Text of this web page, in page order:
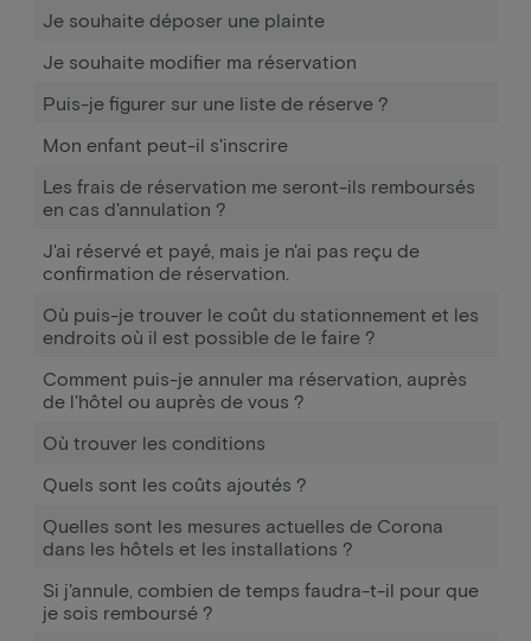
Je souhaite déposer une plainte
Je souhaite modifier ma réservation
Puis-je figurer sur une liste de réserve ?
Mon enfant peut-il s'inscrire
Les frais de réservation me seront-ils remboursés
en cas d'annulation ?
J'ai réservé et payé, mais je n'ai pas reçu de
confirmation de réservation.
Où puis-je trouver le coût du stationnement et les
endroits où il est possible de le faire ?
Comment puis-je annuler ma réservation, auprès
de l'hôtel ou auprès de vous ?
Où trouver les conditions
Quels sont les coûts ajoutés ?
Quelles sont les mesures actuelles de Corona
dans les hôtels et les installations ?
Si j'annule, combien de temps faudra-t-il pour que
je sois remboursé ?